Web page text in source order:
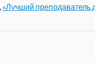
«Лучший преподаватель